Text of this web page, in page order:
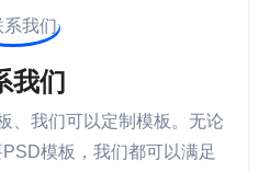
我们
、我们可以定制模板。无论
模板，我们都可以满足